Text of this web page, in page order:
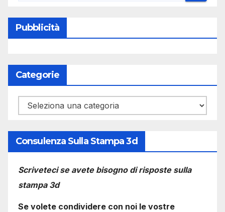
Pubblicità
Categorie
Categorie
Consulenza Sulla Stampa 3d
Scriveteci se avete bisogno di risposte sulla
stampa 3d
Se volete condividere con noi le vostre